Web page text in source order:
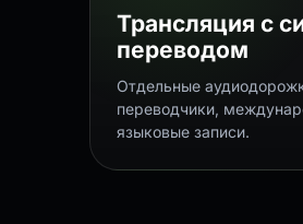
Трансляция с
переводом
Отдельные
переводчики,
языковые записи.